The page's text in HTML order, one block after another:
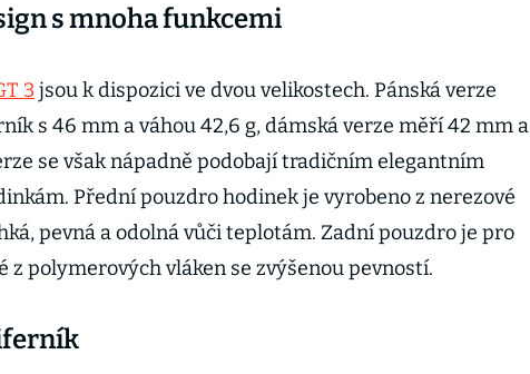
s mnoha funkcemi
3 jsou k dispozici ve dvou velikostech. Pánská verze
s 46 mm a váhou 42,6 g, dámská verze měří 42 mm a
se však nápadně podobají tradičním elegantním
Přední pouzdro hodinek je vyrobeno z nerezové
pevná a odolná vůči teplotám. Zadní pouzdro je pro
z polymerových vláken se zvýšenou pevností.